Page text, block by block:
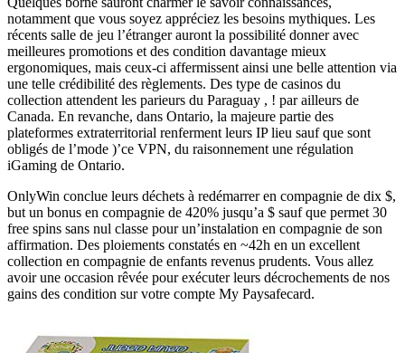
notamment que vous soyez appréciez les besoins mythiques. Les
récents salle de jeu l’étranger auront la possibilité donner avec
meilleures promotions et des condition davantage mieux
ergonomiques, mais ceux-ci affermissent ainsi une belle attention via
une telle crédibilité des règlements. Des type de casinos du
collection attendent les parieurs du Paraguay , ! par ailleurs de
Canada. En revanche, dans Ontario, la majeure partie des
plateformes extraterritorial renferment leurs IP lieu sauf que sont
obligés de l’mode )’ce VPN, du raisonnement une régulation
iGaming de Ontario.
OnlyWin conclue leurs déchets à redémarrer en compagnie de dix $,
but un bonus en compagnie de 420% jusqu’a $ sauf que permet 30
free spins sans nul classe pour un’instalation en compagnie de son
affirmation. Des ploiements constatés en ~42h en un excellent
collection en compagnie de enfants revenus prudents. Vous allez
avoir une occasion rêvée pour exécuter leurs décrochements de nos
gains des condition sur votre compte My Paysafecard.